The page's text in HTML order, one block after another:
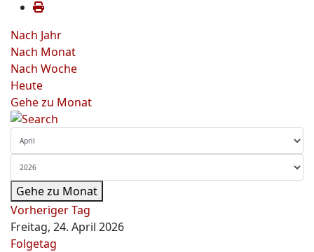
Nach Jahr
Nach Monat
Nach Woche
Heute
Gehe zu Monat
Gehe zu Monat
Vorheriger Tag
Freitag, 24. April 2026
Folgetag